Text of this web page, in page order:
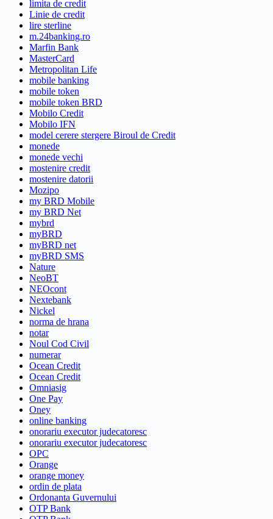
limita de credit
Linie de credit
lire sterline
m.24banking.ro
Marfin Bank
MasterCard
Metropolitan Life
mobile banking
mobile token
mobile token BRD
Mobilo Credit
Mobilo IFN
model cerere stergere Biroul de Credit
monede
monede vechi
mostenire credit
mostenire datorii
Mozipo
my BRD Mobile
my BRD Net
mybrd
myBRD
myBRD net
myBRD SMS
Nature
NeoBT
NEOcont
Nextebank
Nickel
norma de hrana
notar
Noul Cod Civil
numerar
Ocean Credit
Ocean Credit
Omniasig
One Pay
Oney
online banking
onorariu executor judecatoresc
onorariu executor judecatoresc
OPC
Orange
orange money
ordin de plata
Ordonanta Guvernului
OTP Bank